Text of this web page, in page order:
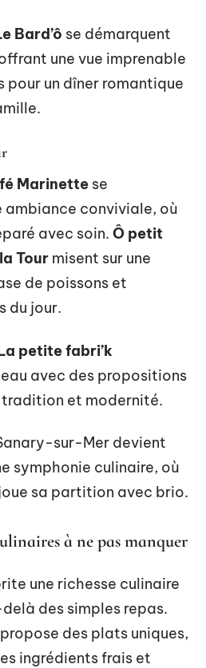
Bard’ô se démarquent
une vue imprenable
pour un dîner romantique
Marinette se
ambiance conviviale, où
avec soin. Ô petit
Tour misent sur une
de poissons et
du jour.
petite fabri’k
avec des propositions
et modernité.
sur-Mer devient
symphonie culinaire, où
sa partition avec brio.
à ne pas manquer
une richesse culinaire
des simples repas.
des plats uniques,
ingrédients frais et